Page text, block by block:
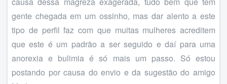
gente chegada em um ossinho, mas dar alento a este
tipo de perfil faz com que muitas mulheres acreditem
que este é um padrão a ser seguido e daí para uma
anorexia e bulimia é só mais um passo. Só estou
postando por causa do envio e da sugestão do amigo